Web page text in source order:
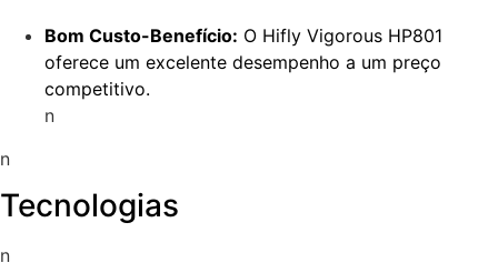
Bom Custo-Benefício: O Hifly Vigorous HP801
oferece um excelente desempenho a um preço
competitivo.
n
n
Tecnologias
n